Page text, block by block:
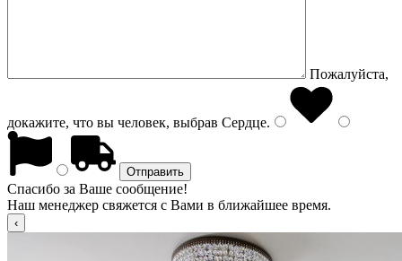
Пожалуйста,
докажите, что вы человек, выбрав Сердце.
Спасибо за Ваше сообщение!
Наш менеджер свяжется с Вами в ближайшее время.